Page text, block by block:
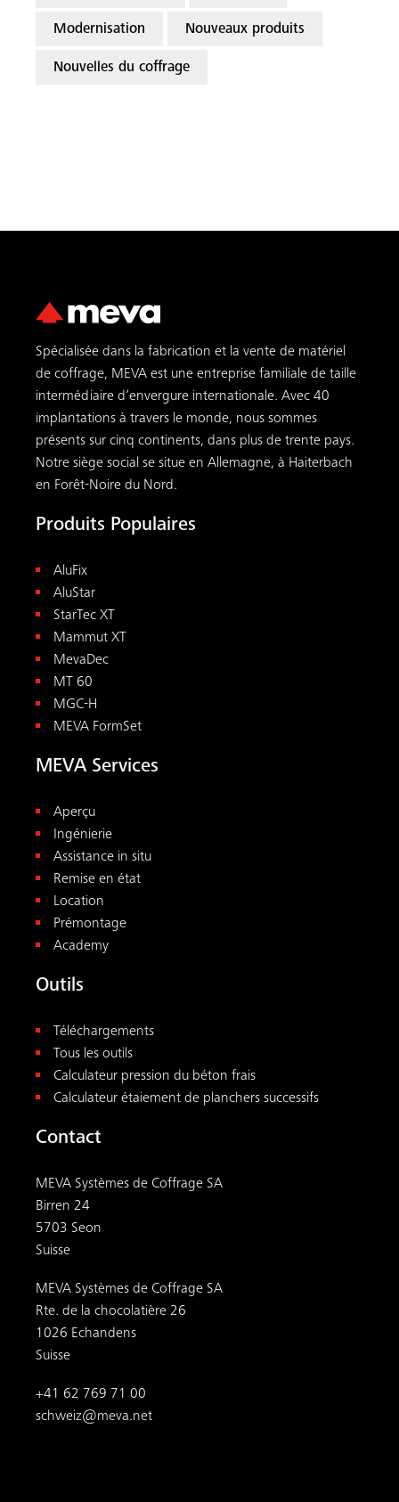
Modernisation Nouveaux produits
Nouvelles du coffrage
Spécialisée dans la fabrication et la vente de matériel
de coffrage, MEVA est une entreprise familiale de taille
intermédiaire d’envergure internationale. Avec 40
implantations à travers le monde, nous sommes
présents sur cinq continents, dans plus de trente pays.
Notre siège social se situe en Allemagne, à Haiterbach
en Forêt-Noire du Nord.
Produits Populaires
AluFix
AluStar
StarTec XT
Mammut XT
MevaDec
MT 60
MGC-H
MEVA FormSet
MEVA Services
Aperçu
Ingénierie
Assistance in situ
Remise en état
Location
Prémontage
Academy
Outils
Téléchargements
Tous les outils
Calculateur pression du béton frais
Calculateur étaiement de planchers successifs
Contact
MEVA Systèmes de Coffrage SA
Birren 24
5703 Seon
Suisse
MEVA Systèmes de Coffrage SA
Rte. de la chocolatière 26
1026 Echandens
Suisse
+41 62 769 71 00
schweiz@meva.net